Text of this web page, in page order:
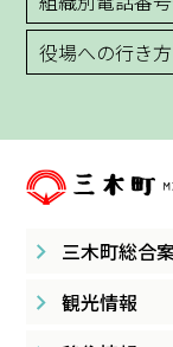
役場への行き方
三木町総合
観光情報